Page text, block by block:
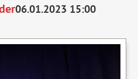
06.01.2023 15:00